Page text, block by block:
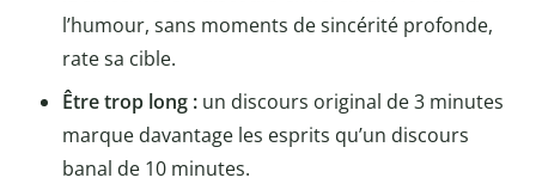
l’humour, sans moments de sincérité profonde,
rate sa cible.
Être trop long : un discours original de 3 minutes
marque davantage les esprits qu’un discours
banal de 10 minutes.